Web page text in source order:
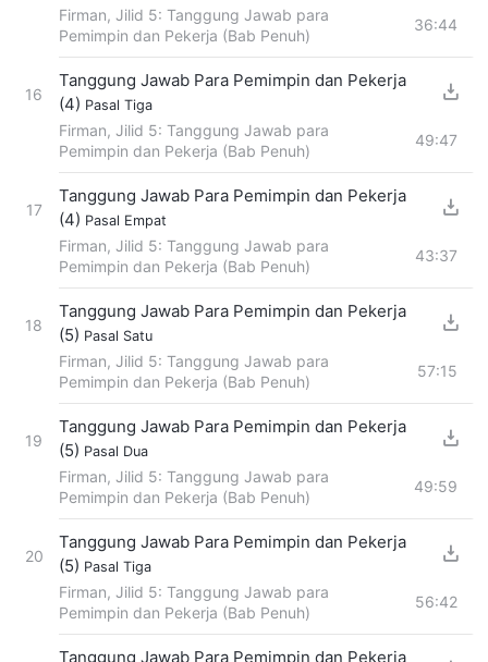
Firman, Jilid 5: Tanggung Jawab para
Pemimpin dan Pekerja (Bab Penuh)
36:44
16
Tanggung Jawab Para Pemimpin dan Pekerja
(4) Pasal Tiga
Firman, Jilid 5: Tanggung Jawab para
Pemimpin dan Pekerja (Bab Penuh)
49:47
17
Tanggung Jawab Para Pemimpin dan Pekerja
(4) Pasal Empat
Firman, Jilid 5: Tanggung Jawab para
Pemimpin dan Pekerja (Bab Penuh)
43:37
18
Tanggung Jawab Para Pemimpin dan Pekerja
(5) Pasal Satu
Firman, Jilid 5: Tanggung Jawab para
Pemimpin dan Pekerja (Bab Penuh)
57:15
19
Tanggung Jawab Para Pemimpin dan Pekerja
(5) Pasal Dua
Firman, Jilid 5: Tanggung Jawab para
Pemimpin dan Pekerja (Bab Penuh)
49:59
20
Tanggung Jawab Para Pemimpin dan Pekerja
(5) Pasal Tiga
Firman, Jilid 5: Tanggung Jawab para
Pemimpin dan Pekerja (Bab Penuh)
56:42
Tanggung Jawab Para Pemimpin dan Pekerja